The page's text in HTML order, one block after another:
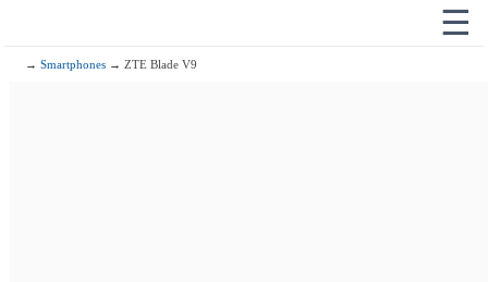
☰
→Smartphones → ZTE Blade V9